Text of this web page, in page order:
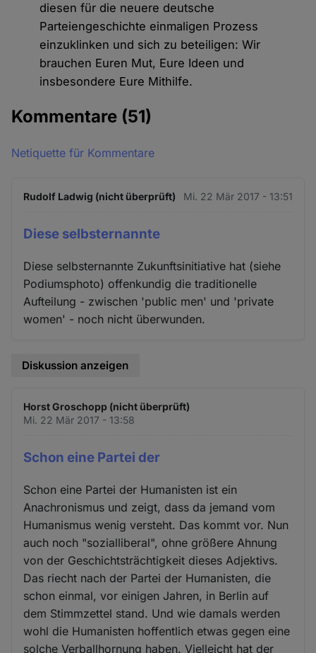
diesen für die neuere deutsche
Parteiengeschichte einmaligen Prozess
einzuklinken und sich zu beteiligen: Wir
brauchen Euren Mut, Eure Ideen und
insbesondere Eure Mithilfe.
Kommentare (51)
Netiquette für Kommentare
Rudolf Ladwig (nicht überprüft) Mi. 22 Mär 2017 - 13:51
Diese selbsternannte
Diese selbsternannte Zukunftsinitiative hat (siehe
Podiumsphoto) offenkundig die traditionelle
Aufteilung - zwischen 'public men' und 'private
women' - noch nicht überwunden.
Diskussion anzeigen
Horst Groschopp (nicht überprüft)
Mi. 22 Mär 2017 - 13:58
Schon eine Partei der
Schon eine Partei der Humanisten ist ein
Anachronismus und zeigt, dass da jemand vom
Humanismus wenig versteht. Das kommt vor. Nun
auch noch "sozialliberal", ohne größere Ahnung
von der Geschichtsträchtigkeit dieses Adjektivs.
Das riecht nach der Partei der Humanisten, die
schon einmal, vor einigen Jahren, in Berlin auf
dem Stimmzettel stand. Und wie damals werden
wohl die Humanisten hoffentlich etwas gegen eine
solche Verballhornung haben. Vielleicht hat der